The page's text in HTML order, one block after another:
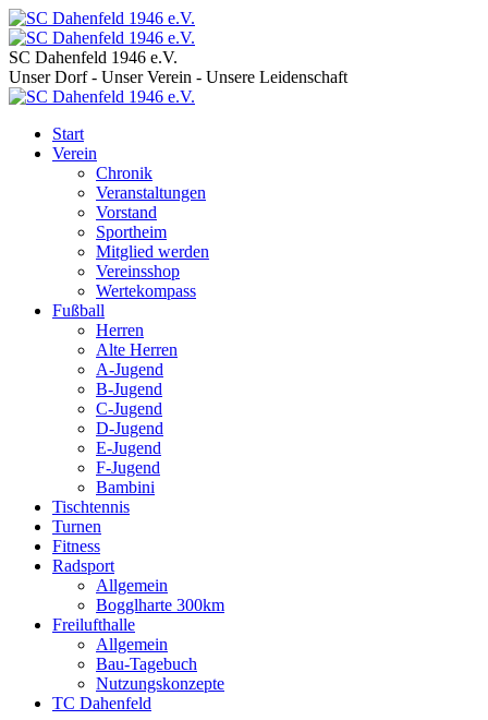
SC Dahenfeld 1946 e.V.
Unser Dorf - Unser Verein - Unsere Leidenschaft
Start
Verein
Chronik
Veranstaltungen
Vorstand
Sportheim
Mitglied werden
Vereinsshop
Wertekompass
Fußball
Herren
Alte Herren
A-Jugend
B-Jugend
C-Jugend
D-Jugend
E-Jugend
F-Jugend
Bambini
Tischtennis
Turnen
Fitness
Radsport
Allgemein
Bogglharte 300km
Freilufthalle
Allgemein
Bau-Tagebuch
Nutzungskonzepte
TC Dahenfeld